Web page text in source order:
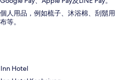
人用品，例如梳子、沐浴棉、刮鬍用
等。
Hotel